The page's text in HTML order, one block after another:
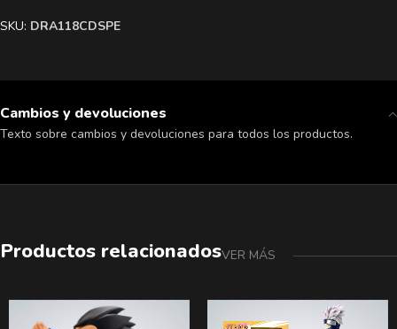
SKU: DRA118CDSPE
Cambios y devoluciones
Texto sobre cambios y devoluciones para todos los productos.
Productos relacionadosVER MÁS